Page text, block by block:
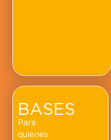
BASES
Para
quienes